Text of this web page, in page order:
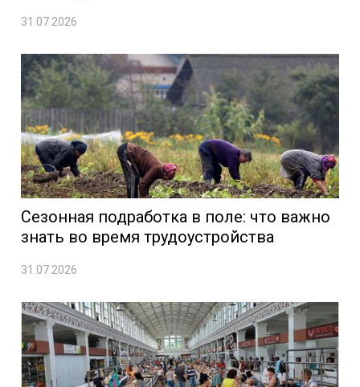
31.07.2026
Сезонная подработка в поле: что важно
знать во время трудоустройства
31.07.2026